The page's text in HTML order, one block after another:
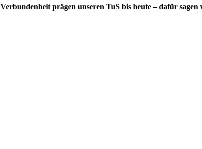
prägen unseren TuS bis heute – dafür sagen